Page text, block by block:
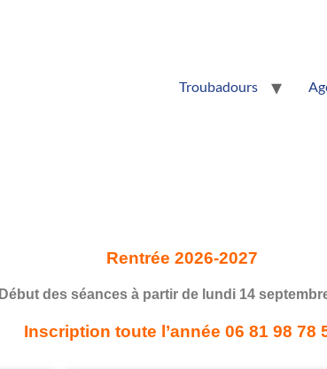
Troubadours
Rentrée 2026-2027
Début des séances à partir de lundi 14
Inscription toute l’année 06 81 98 78